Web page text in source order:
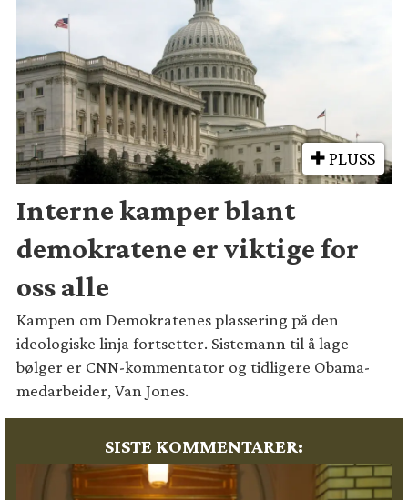
PLUSS
Interne kamper blant
demokratene er viktige for
oss alle
Kampen om Demokratenes plassering på den
ideologiske linja fortsetter. Sistemann til å lage
bølger er CNN-kommentator og tidligere Obama-
medarbeider, Van Jones.
SISTE KOMMENTARER: